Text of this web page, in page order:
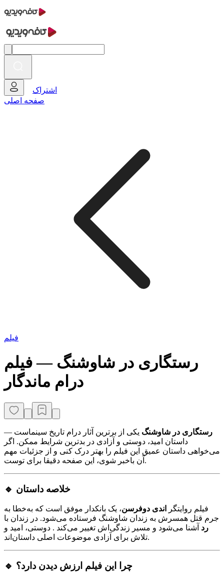
اشتراک
صفحه اصلی
فیلم
رستگاری در شاوشنگ — فیلم
درام ماندگار
رستگاری در شاوشنگ یکی از برترین آثار درام تاریخ سینماست —
داستان امید، دوستی و آزادی در بدترین شرایط ممکن. اگر
می‌خواهی داستان عمیق این فیلم را بهتر درک کنی و از جزئیات مهم
آن باخبر شوی، این صفحه دقیقا برای توست.
🔹 خلاصه داستان
فیلم روایتگر اندی دوفرسن، یک بانکدار موفق است که به‌خطا به
جرم قتل همسرش به زندان شاوشنگ فرستاده می‌شود. در زندان با
رد آشنا می‌شود و مسیر زندگی‌اش تغییر می‌کند . دوستی، امید و
تلاش برای آزادی موضوعات اصلی داستان‌اند.
🔹 چرا این فیلم ارزش دیدن دارد؟